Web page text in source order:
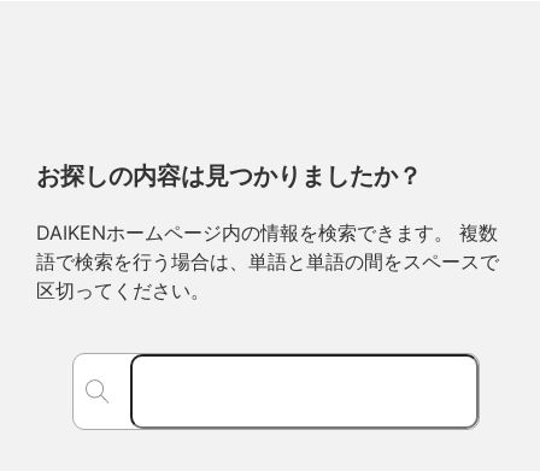
お探しの内容は見つかりましたか？
DAIKENホームページ内の情報を検索できます。 複数
語で検索を行う場合は、単語と単語の間をスペースで
区切ってください。